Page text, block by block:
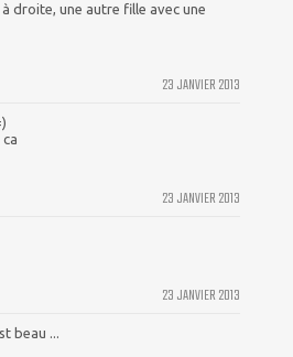
droite, une autre fille avec une
23 JANVIER 2013
23 JANVIER 2013
23 JANVIER 2013
beau ...